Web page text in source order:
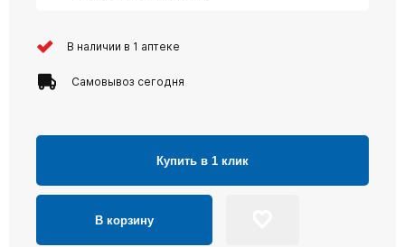
В наличии в 1 аптеке
Самовывоз сегодня
Купить в 1 клик
В корзину